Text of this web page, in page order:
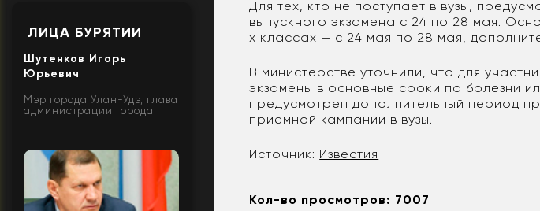
ЛИЦА БУРЯТИИ
Шутенков Игорь
Юрьевич
Мэр города Улан-Удэ, глава
администрации города
Для тех, кто не поступает в вузы,
выпускного экзамена с 24 по 28 мая.
х классах — с 24 мая по 28 мая,
В министерстве уточнили, что для
экзамены в основные сроки по болезни
предусмотрен дополнительный период
приемной кампании в вузы.
Источник: Известия
Кол-во просмотров: 7007